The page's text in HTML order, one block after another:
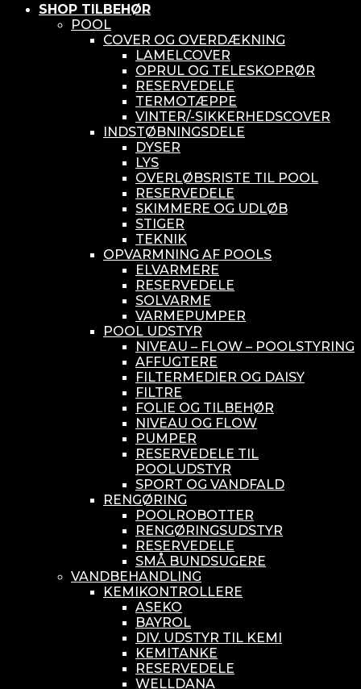
SHOP TILBEHØR
POOL
COVER OG OVERDÆKNING
LAMELCOVER
OPRUL OG TELESKOPRØR
RESERVEDELE
TERMOTÆPPE
VINTER/-SIKKERHEDSCOVER
INDSTØBNINGSDELE
DYSER
LYS
OVERLØBSRISTE TIL POOL
RESERVEDELE
SKIMMERE OG UDLØB
STIGER
TEKNIK
OPVARMNING AF POOLS
ELVARMERE
RESERVEDELE
SOLVARME
VARMEPUMPER
POOL UDSTYR
NIVEAU – FLOW – POOLSTYRING
AFFUGTERE
FILTERMEDIER OG DAISY
FILTRE
FOLIE OG TILBEHØR
NIVEAU OG FLOW
PUMPER
RESERVEDELE TIL
POOLUDSTYR
SPORT OG VANDFALD
RENGØRING
POOLROBOTTER
RENGØRINGSUDSTYR
RESERVEDELE
SMÅ BUNDSUGERE
VANDBEHANDLING
KEMIKONTROLLERE
ASEKO
BAYROL
DIV. UDSTYR TIL KEMI
KEMITANKE
RESERVEDELE
WELLDANA